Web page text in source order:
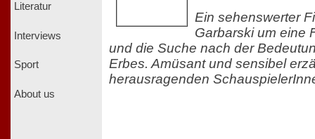
Literatur
Interviews
Sport
About us
Ein sehenswerter
Garbarski um eine
und die Suche nach der
Erbes. Amüsant und sensibel
herausragenden